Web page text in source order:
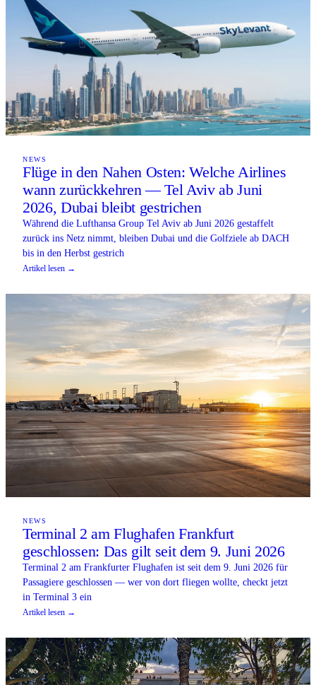
NEWS
Flüge in den Nahen Osten: Welche Airlines
wann zurückkehren — Tel Aviv ab Juni
2026, Dubai bleibt gestrichen
Während die Lufthansa Group Tel Aviv ab Juni 2026 gestaffelt
zurück ins Netz nimmt, bleiben Dubai und die Golfziele ab DACH
bis in den Herbst gestrich
Artikel lesen →
NEWS
Terminal 2 am Flughafen Frankfurt
geschlossen: Das gilt seit dem 9. Juni 2026
Terminal 2 am Frankfurter Flughafen ist seit dem 9. Juni 2026 für
Passagiere geschlossen — wer von dort fliegen wollte, checkt jetzt
in Terminal 3 ein
Artikel lesen →